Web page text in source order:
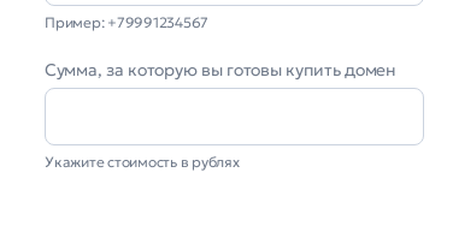
Пример: +79991234567
Сумма, за которую вы готовы купить домен
Укажите стоимость в рублях